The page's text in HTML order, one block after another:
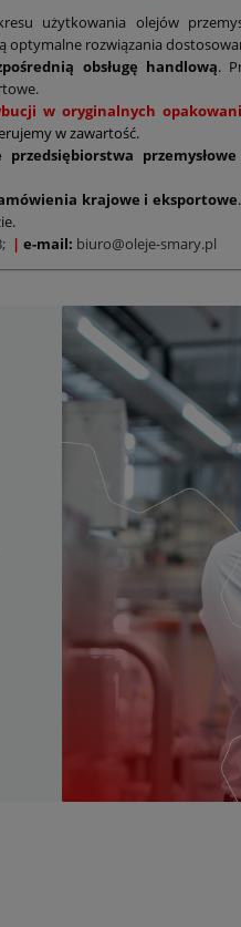
użytkowania olejów
rozwiązania
obsługę handlową.
w oryginalnych
w zawartość.
przedsiębiorstwa
krajowe i eksportowe
| e-mail: biuro@oleje-smary.pl